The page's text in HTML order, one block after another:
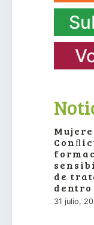
de
31 julio,